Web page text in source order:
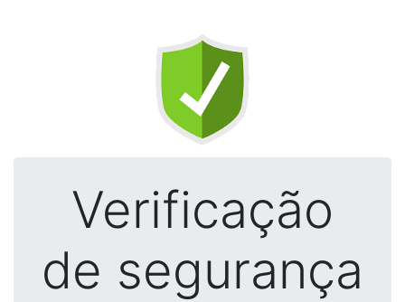
Verificação
de segurança